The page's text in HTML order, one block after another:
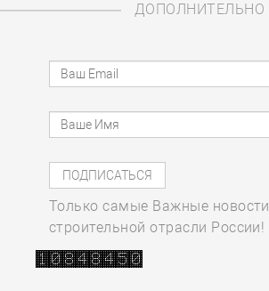
ДОПОЛНИТЕЛЬНО
Только самые Важные новости
строительной отрасли России!